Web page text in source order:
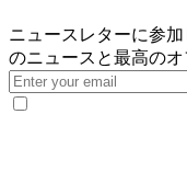
ニュースレターに参
のニュースと最高のオ